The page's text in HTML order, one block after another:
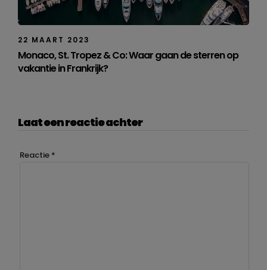
22 MAART 2023
Monaco, St. Tropez & Co: Waar gaan de sterren op
vakantie in Frankrijk?
Laat een reactie achter
Reactie *